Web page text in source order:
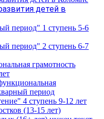
детей в
период" 1 ступень 5-6
период" 2 ступень 6-7
грамотность
период
4 ступень 9-12 лет
(13-15 лет)